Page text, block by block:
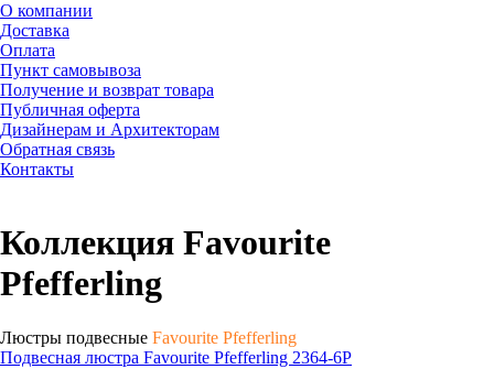
О компании
Доставка
Оплата
Пункт самовывоза
Получение и возврат товара
Публичная оферта
Дизайнерам и Архитекторам
Обратная связь
Контакты
Коллекция Favourite
Pfefferling
Люстры подвесные Favourite Pfefferling
Подвесная люстра Favourite Pfefferling 2364-6P